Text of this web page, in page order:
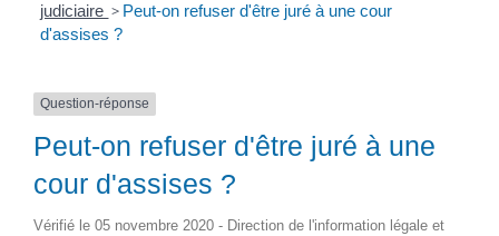
judiciaire > Peut-on refuser d'être juré à une cour
d'assises ?
Question-réponse
Peut-on refuser d'être juré à une
cour d'assises ?
Vérifié le 05 novembre 2020 - Direction de l'information légale et